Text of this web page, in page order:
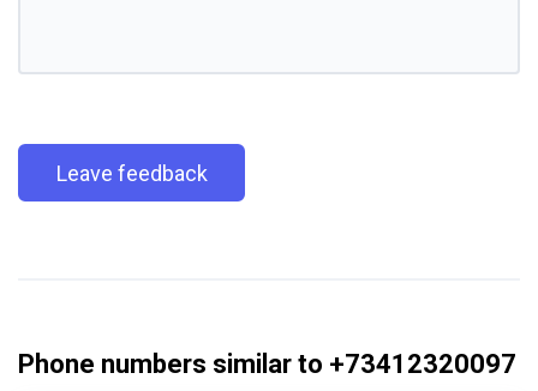
Leave feedback
Phone numbers similar to +73412320097